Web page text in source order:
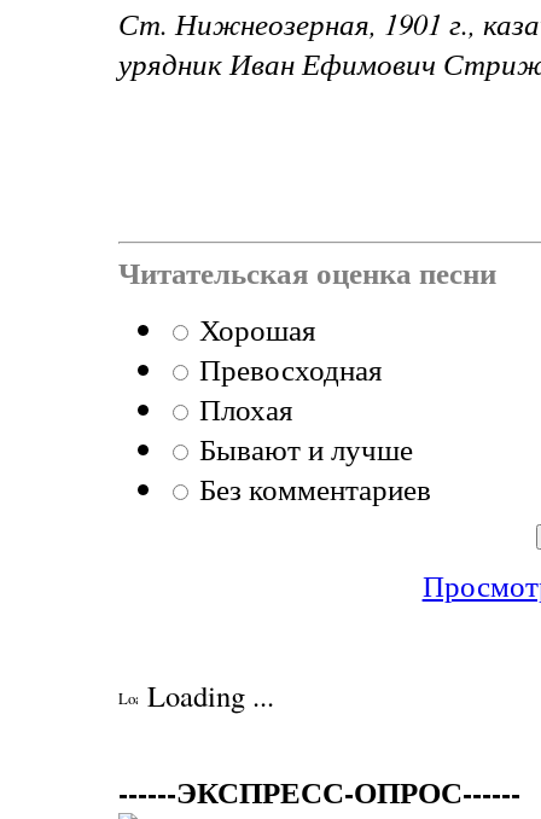
Ст. Нижнеозерная, 1901 г.,
урядник Иван Ефимович
Читательская оценка песни
Хорошая
Превосходная
Плохая
Бывают и лучше
Без комментариев
Loading ...
------ЭКСПРЕСС-ОПРОС------